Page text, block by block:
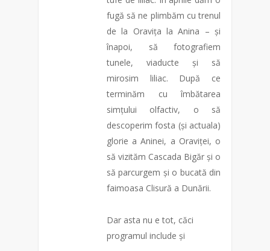
fugă să ne plimbăm cu trenul
de la Oravița la Anina – și
înapoi, să fotografiem
tunele, viaducte și să
mirosim liliac. După ce
terminăm cu îmbătarea
simțului olfactiv, o să
descoperim fosta (și actuala)
glorie a Aninei, a Oraviței, o
să vizităm Cascada Bigăr și o
să parcurgem și o bucată din
faimoasa Clisură a Dunării.
Dar asta nu e tot, căci
programul include și